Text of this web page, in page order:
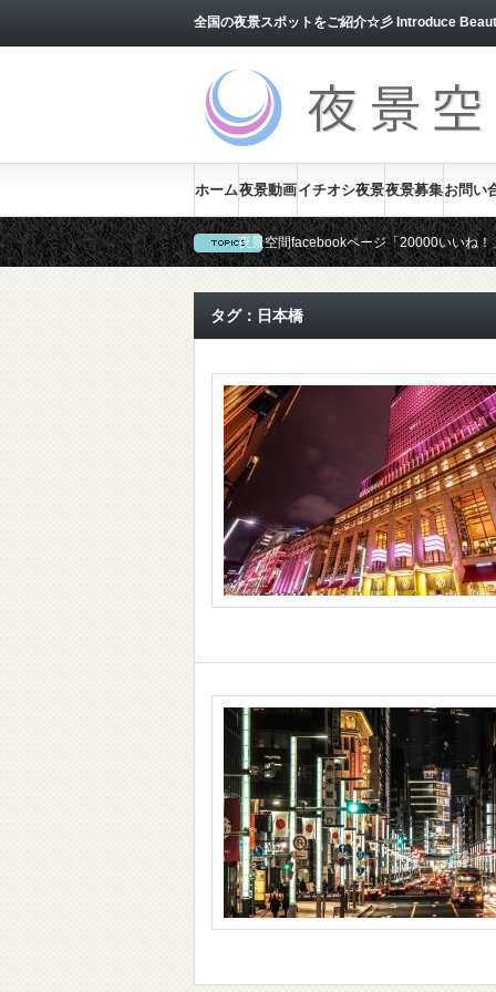
全国の夜景スポットをご紹介☆彡 Introduce
ホーム夜景動画イチオシ夜景夜景募集お問い
夜景空間facebookページ「20000いいね
当サイトでは、ユーザー様からの夜景を
タグ：日本橋